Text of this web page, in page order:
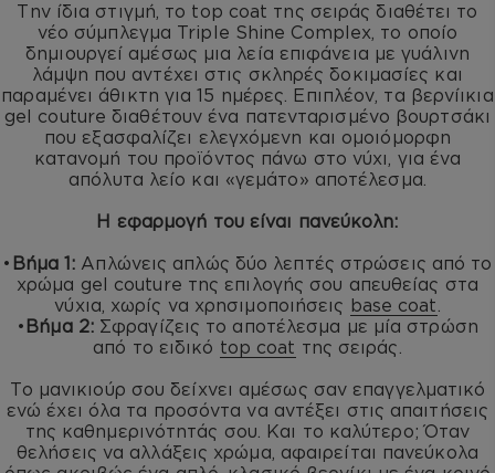
Την ίδια στιγμή, το top coat της σειράς διαθέτει το
νέο σύμπλεγμα Triple Shine Complex, το οποίο
δημιουργεί αμέσως μια λεία επιφάνεια με γυάλινη
λάμψη που αντέχει στις σκληρές δοκιμασίες και
παραμένει άθικτη για 15 ημέρες. Επιπλέον, τα βερνίικια
gel couture διαθέτουν ένα πατενταρισμένο βουρτσάκι
που εξασφαλίζει ελεγχόμενη και ομοιόμορφη
κατανομή του προϊόντος πάνω στο νύχι, για ένα
απόλυτα λείο και «γεμάτο» αποτέλεσμα.
Η εφαρμογή του είναι πανεύκολη:
• Βήμα 1: Απλώνεις απλώς δύο λεπτές στρώσεις από το
χρώμα gel couture της επιλογής σου απευθείας στα
νύχια, χωρίς να χρησιμοποιήσεις base coat
• Βήμα 2:Σφραγίζεις το αποτέλεσμα με μία στρώση
από το ειδικό top coat της σειράς.
Το μανικιούρ σου δείχνει αμέσως σαν επαγγελματικό
ενώ έχει όλα τα προσόντα να αντέξει στις απαιτήσεις
της καθημερινότητάς σου. Και το καλύτερο; Όταν
θελήσεις να αλλάξεις χρώμα, αφαιρείται πανεύκολα